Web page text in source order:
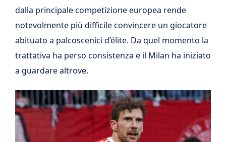
dalla principale competizione europea rende
notevolmente più difficile convincere un giocatore
abituato a palcoscenici d’élite. Da quel momento la
trattativa ha perso consistenza e il Milan ha iniziato
a guardare altrove.